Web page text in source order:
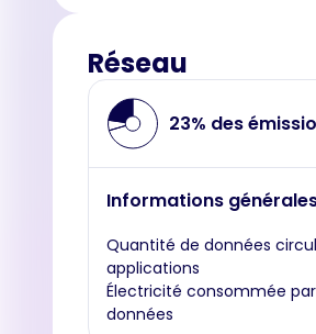
Réseau
23% des
Informations
Quantité de données
applications
Électricité consommée
données